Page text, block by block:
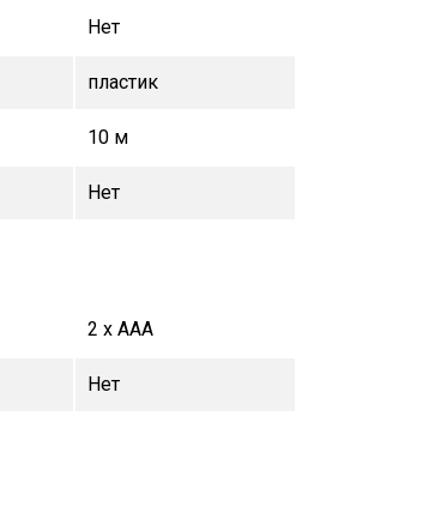
Нет
пластик
10 м
Нет
2 x AAA
Нет